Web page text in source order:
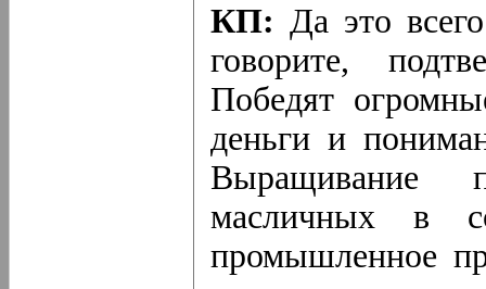
КП: Да это
говорите,
Победят
деньги и
Выращивание
масличных в
промышленное